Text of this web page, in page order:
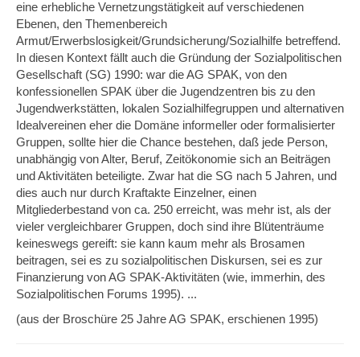
eine erhebliche Vernetzungstätigkeit auf verschiedenen
Ebenen, den Themenbereich
Armut/Erwerbslosigkeit/Grundsicherung/Sozialhilfe betreffend.
In diesen Kontext fällt auch die Gründung der Sozialpolitischen
Gesellschaft (SG) 1990: war die AG SPAK, von den
konfessionellen SPAK über die Jugendzentren bis zu den
Jugendwerkstätten, lokalen Sozialhilfegruppen und alternativen
Idealver­einen eher die Domäne informeller oder formalisierter
Gruppen, sollte hier die Chance bestehen, daß jede Person,
unabhängig von Alter, Beruf, Zeitökonomie sich an Beiträgen
und Aktivitäten beteiligte. Zwar hat die SG nach 5 Jahren, und
dies auch nur durch Kraftakte Einzelner, einen
Mitgliederbestand von ca. 250 erreicht, was mehr ist, als der
vieler vergleichbarer Gruppen, doch sind ihre Blütenträume
keineswegs gereift: sie kann kaum mehr als Brosamen
beitragen, sei es zu sozial­politischen Diskursen, sei es zur
Finanzierung von AG SPAK-Aktivitäten (wie, immerhin, des
Sozialpolitischen Forums 1995). ...
(aus der Broschüre 25 Jahre AG SPAK, erschienen 1995)